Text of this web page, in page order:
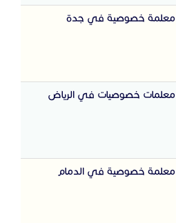
معلمة خصوصية في جدة
معلمات خصوصيات في الرياض
معلمة خصوصية في الدمام